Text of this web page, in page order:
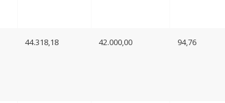
44.318,18 42.000,00 94,76